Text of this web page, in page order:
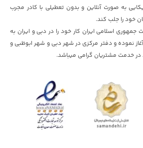
به صورت آنلاین و بدون تعطیلی با کادر مجرب
خود را جلب کند.
جمهوری اسلامی ایران کار خود را در دبی و ایران به
گسترده در سال ٢٠١۷ آغاز نموده و دفتر مرکزی در شهر دبی و شهر ابوظبی و
در خدمت مشتریان گرامی میباشد.